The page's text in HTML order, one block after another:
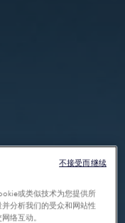
或类似技术为您提供所
分析我们的受众和网站性
络互动。
不接受而继续